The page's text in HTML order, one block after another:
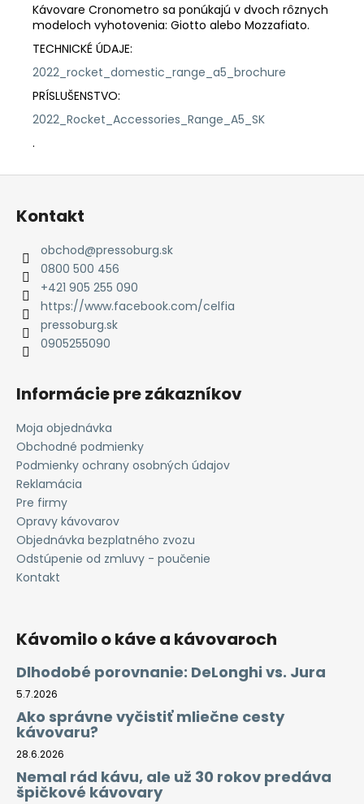
Kávovare Cronometro sa ponúkajú v dvoch rôznych
modeloch vyhotovenia: Giotto alebo Mozzafiato.
TECHNICKÉ ÚDAJE:
2022_rocket_domestic_range_a5_brochure
PRÍSLUŠENSTVO:
2022_Rocket_Accessories_Range_A5_SK
.
Z
Kontakt
obchod@pressoburg.sk
0800 500 456
+421 905 255 090
https://www.facebook.com/celfia
pressoburg.sk
0905255090
Informácie pre zákazníkov
Moja objednávka
Obchodné podmienky
Podmienky ochrany osobných údajov
Reklamácia
Pre firmy
Opravy kávovarov
Objednávka bezplatného zvozu
Odstúpenie od zmluvy - poučenie
Kontakt
Kávomilo o káve a kávovaroch
Dlhodobé porovnanie: DeLonghi vs. Jura
5.7.2026
Ako správne vyčistiť mliečne cesty
kávovaru?
28.6.2026
Nemal rád kávu, ale už 30 rokov predáva
špičkové kávovary